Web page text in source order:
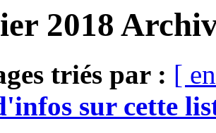
2018
triés par : [
sur cette